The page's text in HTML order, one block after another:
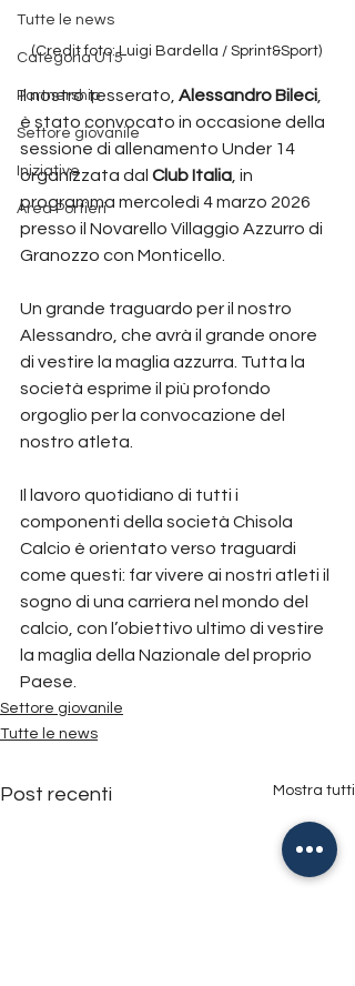
Tutte le news
Categoria U15
Partnership
Settore giovanile
Iniziative
Area Portieri
(Credit foto: Luigi Bardella / Sprint&Sport)
Il nostro tesserato, Alessandro Bileci
è stato convocato in occasione della
sessione di allenamento Under 14
organizzata dal Club Italia , in
programma mercoledì 4 marzo 2026
presso il Novarello Villaggio Azzurro di
Granozzo con Monticello.
Un grande traguardo per il nostro
Alessandro, che avrà il grande onore
di vestire la maglia azzurra. Tutta la
società esprime il più profondo
orgoglio per la convocazione del
nostro atleta.
Il lavoro quotidiano di tutti i
componenti della società Chisola
Calcio è orientato verso traguardi
come questi: far vivere ai nostri atleti il
sogno di una carriera nel mondo del
calcio, con l’obiettivo ultimo di vestire
la maglia della Nazionale del proprio
Paese.
Settore giovanile
Tutte le news
Post recenti Mostra tutti